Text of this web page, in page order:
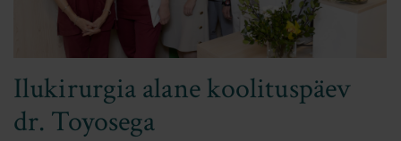
Ilukirurgia alane koolituspäev
dr. Toyosega